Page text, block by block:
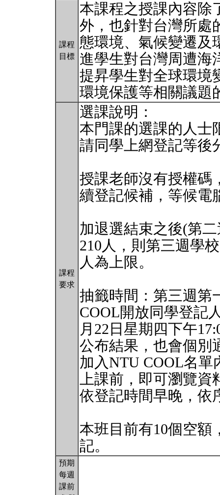
課程
目標
本課程之授課內容除
外，也針對台灣所處
態環境、氣候變遷及
進學生對台灣周遭海
提昇學生對全球環境
環境保護等相關議
課程
要求
選課說明：
本門課的選課的人士
請同學上網登記等後
授課老師沒有授權碼
續登記候補，等候電
加退選結束之後(第
210人，則第三週學
人為上限。
抽籤時間：第三週第
COOL開放同學登記
月22日星期四下午
公布結果，也會個別
加入NTU COOL名單
上課前，即可瀏覽資
依登記時間早晚，依
本班目前有10個空額
記。
預期
每週
課前